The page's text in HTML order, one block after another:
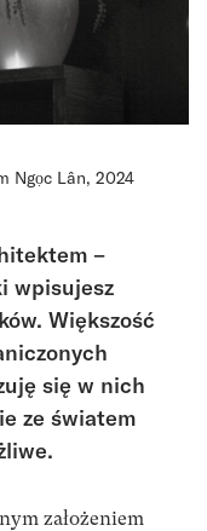
Ngọc Lân, 2024
–
wpisujesz
Większość
się w nich
ze światem
założeniem